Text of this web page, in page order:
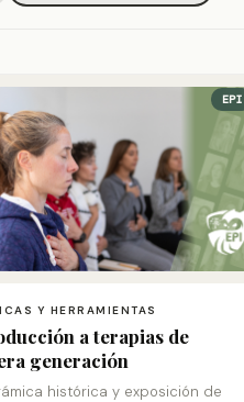
EPI
Y HERRAMIENTAS
a terapias de
generación
histórica y exposición de